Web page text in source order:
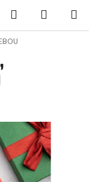
Hledat
KOŠÍK